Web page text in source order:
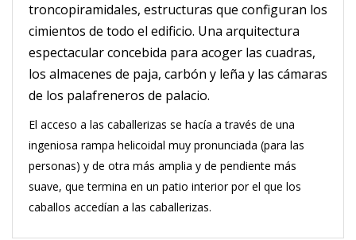
troncopiramidales, estructuras que configuran los
cimientos de todo el edificio. Una arquitectura
espectacular concebida para acoger las cuadras,
los almacenes de paja, carbón y leña y las cámaras
de los palafreneros de palacio.
El acceso a las caballerizas se hacía a través de una
ingeniosa rampa helicoidal muy pronunciada (para las
personas) y de otra más amplia y de pendiente más
suave, que termina en un patio interior por el que los
caballos accedían a las caballerizas.